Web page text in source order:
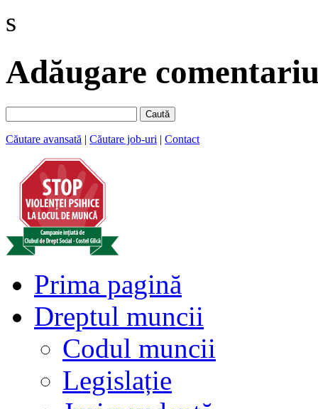
s
Adăugare
Caută
Căutare avansată | Căutare job-uri | Contact
Prima pagină
Dreptul muncii
Codul muncii
Legislație